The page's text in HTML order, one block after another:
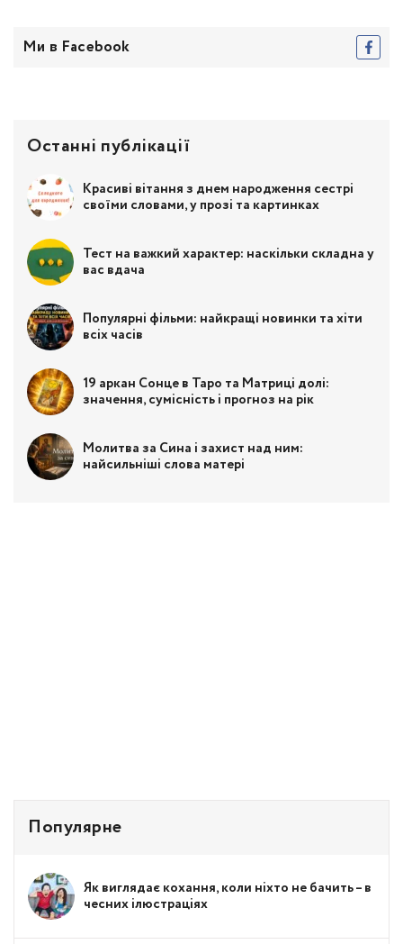
Ми в Facebook
Останні публікації
Красиві вітання з днем народження сестрі
своїми словами, у прозі та картинках
Тест на важкий характер: наскільки складна у
вас вдача
Популярні фільми: найкращі новинки та хіти
всіх часів
19 аркан Сонце в Таро та Матриці долі:
значення, сумісність і прогноз на рік
Молитва за Сина і захист над ним:
найсильніші слова матері
Популярне
Як виглядає кохання, коли ніхто не бачить – в
чесних ілюстраціях